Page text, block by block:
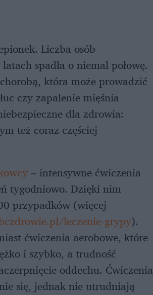
Liczba osób
spadła o niemal połowę.
która może prowadzić
czy zapalenie mięśnia
dla zdrowia:
też coraz częściej
– intensywne ćwiczenia
tygodniowo. Dzięki nim
przypadków (więcej
leczenie-grypy).
ćwiczenia aerobowe, które
i szybko, a trudność
oddechu. Ćwiczenia
się, jednak nie utrudniają